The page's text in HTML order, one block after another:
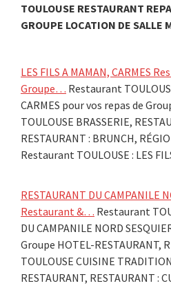
TOULOUSE RESTAURANT
GROUPE LOCATION DE SALLE
LES FILS A MAMAN, CARMES
Groupe… Restaurant
CARMES pour vos repas de
TOULOUSE BRASSERIE,
RESTAURANT : BRUNCH,
Restaurant TOULOUSE : LES
RESTAURANT DU CAMPANILE
Restaurant &… Restaurant
DU CAMPANILE NORD
Groupe HOTEL-RESTAURANT,
TOULOUSE CUISINE
RESTAURANT, RESTAURANT :